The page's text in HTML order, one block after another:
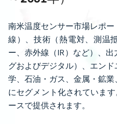
南米温度センサー市場レポ
線）、技術（熱電対、測温
ー、赤外線（IR）など）、
グおよびデジタル）、エン
学、石油・ガス、金属・鉱
にセグメント化されていま
ースで提供されます。